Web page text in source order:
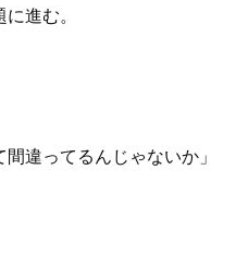
進む。
違ってるんじゃないか」